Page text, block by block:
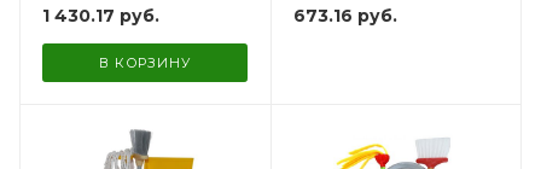
1 430.17 руб.
В КОРЗИНУ
673.16 руб.